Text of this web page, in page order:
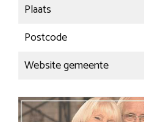
Plaats
Postcode
Website gemeente